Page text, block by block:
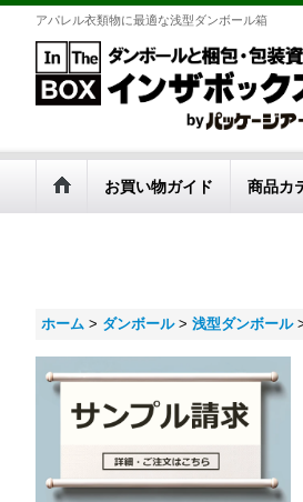
アパレル衣類物に最適な浅型ダンボール箱
お買い物ガイド 商品カ
ホーム > ダンボール > 浅型ダンボール